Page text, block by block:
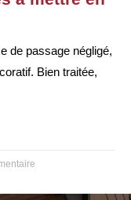
de passage négligé,
Bien traitée,